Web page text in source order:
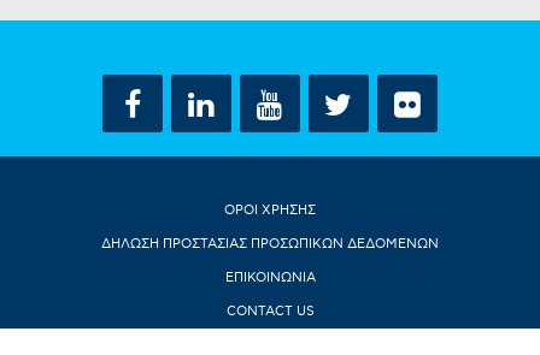
ΟΡΟΙ ΧΡΗΣΗΣ
ΔΗΛΩΣΗ ΠΡΟΣΤΑΣΙΑΣ ΠΡΟΣΩΠΙΚΩΝ ΔΕΔΟΜΕΝΩΝ
ΕΠΙΚΟΙΝΩΝΙΑ
CONTACT US